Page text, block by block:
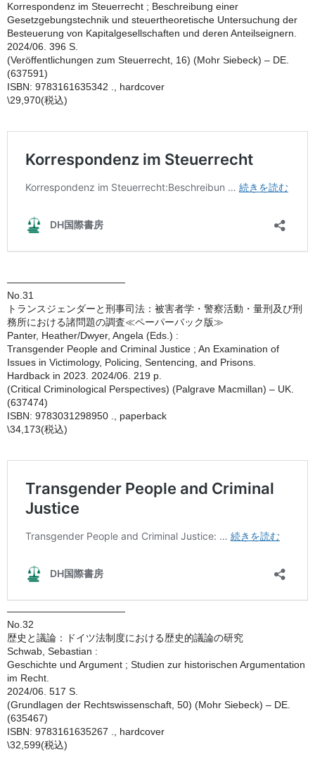
Korrespondenz im Steuerrecht ; Beschreibung einer
Gesetzgebungstechnik und steuertheoretische Untersuchung der
Besteuerung von Kapitalgesellschaften und deren Anteilseignern.
2024/06. 396 S.
(Veröffentlichungen zum Steuerrecht, 16) (Mohr Siebeck) – DE.
(637591)
ISBN: 9783161635342 ., hardcover
\29,970(税込)
————————————
No.31
トランスジェンダーと刑事司法：被害者学・警察活動・量刑及び刑
務所における諸問題の調査≪ペーパーバック版≫
Panter, Heather/Dwyer, Angela (Eds.) :
Transgender People and Criminal Justice ; An Examination of
Issues in Victimology, Policing, Sentencing, and Prisons.
Hardback in 2023. 2024/06. 219 p.
(Critical Criminological Perspectives) (Palgrave Macmillan) – UK.
(637474)
ISBN: 9783031298950 ., paperback
\34,173(税込)
————————————
No.32
歴史と議論：ドイツ法制度における歴史的議論の研究
Schwab, Sebastian :
Geschichte und Argument ; Studien zur historischen Argumentation
im Recht.
2024/06. 517 S.
(Grundlagen der Rechtswissenschaft, 50) (Mohr Siebeck) – DE.
(635467)
ISBN: 9783161635267 ., hardcover
\32,599(税込)